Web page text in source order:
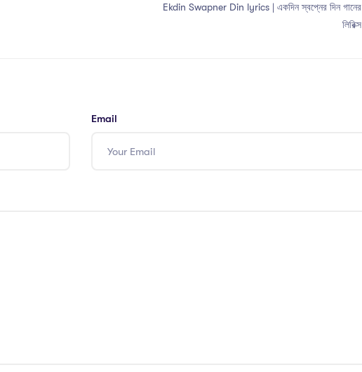
Ekdin Swapner Din lyrics | একদিন স্বপ্নের দিন গানের
লিরিক্স
Email